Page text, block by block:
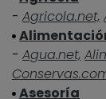
- Agricola.net,
- Agua.net,
Asesoría